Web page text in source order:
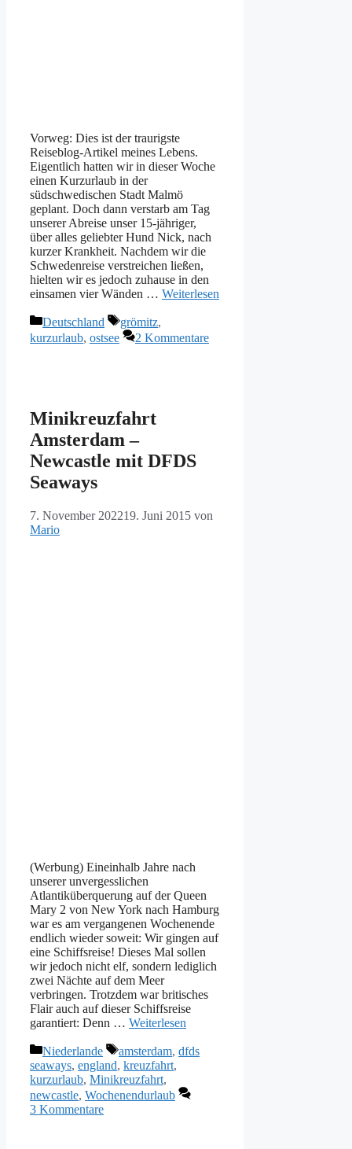
Vorweg: Dies ist der traurigste
Reiseblog-Artikel meines Lebens.
Eigentlich hatten wir in dieser Woche
einen Kurzurlaub in der
südschwedischen Stadt Malmö
geplant. Doch dann verstarb am Tag
unserer Abreise unser 15-jähriger,
über alles geliebter Hund Nick, nach
kurzer Krankheit. Nachdem wir die
Schwedenreise verstreichen ließen,
hielten wir es jedoch zuhause in den
einsamen vier Wänden … Weiterlesen
Kategorien
Deutschland Schlagwörter
grömitz,
kurzurlaub, ostsee 2 Kommentare
Minikreuzfahrt
Amsterdam –
Newcastle mit DFDS
Seaways
7. November 202219. Juni 2015 von
Mario
(Werbung) Eineinhalb Jahre nach
unserer unvergesslichen
Atlantiküberquerung auf der Queen
Mary 2 von New York nach Hamburg
war es am vergangenen Wochenende
endlich wieder soweit: Wir gingen auf
eine Schiffsreise! Dieses Mal sollen
wir jedoch nicht elf, sondern lediglich
zwei Nächte auf dem Meer
verbringen. Trotzdem war britisches
Flair auch auf dieser Schiffsreise
garantiert: Denn … Weiterlesen
Kategorien
Niederlande Schlagwörter
amsterdam, dfds
seaways, england, kreuzfahrt,
kurzurlaub, Minikreuzfahrt,
newcastle, Wochenendurlaub
3 Kommentare